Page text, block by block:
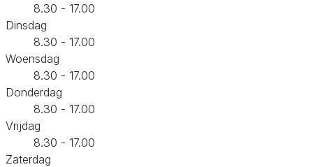
8.30 - 17.00
Dinsdag
8.30 - 17.00
Woensdag
8.30 - 17.00
Donderdag
8.30 - 17.00
Vrijdag
8.30 - 17.00
Zaterdag